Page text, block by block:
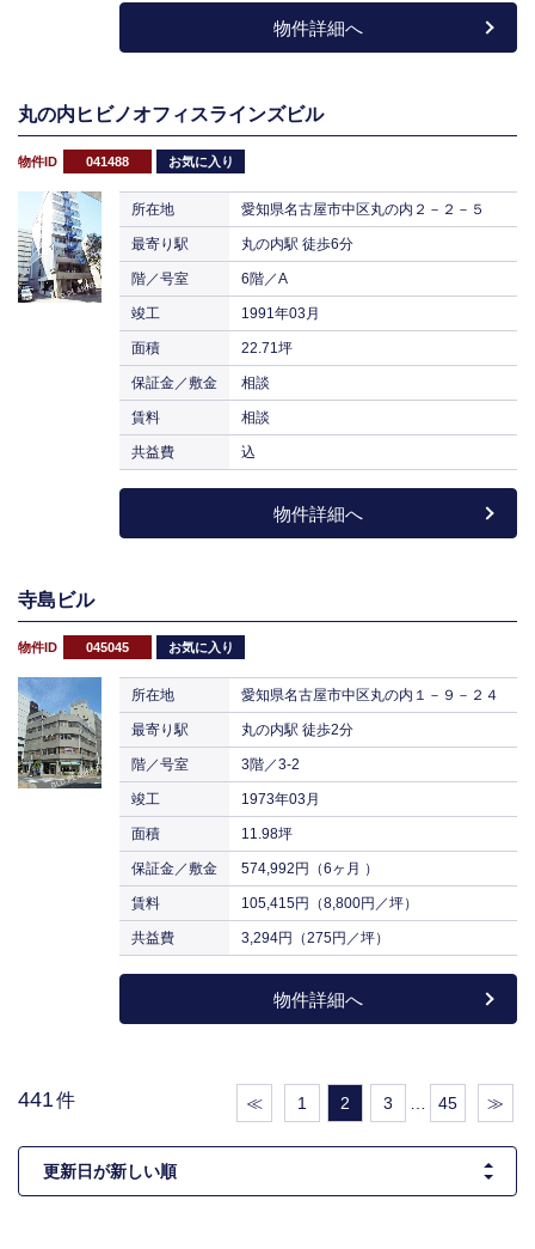
物件詳細へ
丸の内ヒビノオフィスラインズビル
物件ID 041488 お気に入り
所在地 愛知県名古屋市中区丸の内２－２－５
最寄り駅 丸の内駅 徒歩6分
階／号室 6階／A
竣工 1991年03月
面積 22.71坪
保証金／敷金 相談
賃料 相談
共益費 込
物件詳細へ
寺島ビル
物件ID 045045 お気に入り
所在地 愛知県名古屋市中区丸の内１－９－２４
最寄り駅 丸の内駅 徒歩2分
階／号室 3階／3-2
竣工 1973年03月
面積 11.98坪
保証金／敷金 574,992円（6ヶ月 ）
賃料 105,415円（8,800円／坪）
共益費 3,294円（275円／坪）
物件詳細へ
441件 ≪ 1 2 3 45 ≫